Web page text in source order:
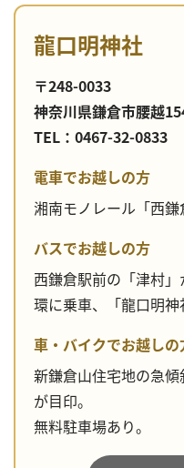
龍口明神社
〒248-0033
神奈川県鎌倉市腰越
TEL：0467-32-0833
電車でお越しの方
湘南モノレール「西鎌
バスでお越しの方
西鎌倉駅前の「津村
環に乗車、「龍口明神
車・バイクでお越しの
新鎌倉山住宅地の急
が目印。
無料駐車場あり。